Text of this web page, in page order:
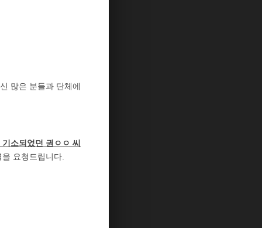
많은 분들과 단체에
소되었던 권ㅇㅇ 씨
요청드립니다.